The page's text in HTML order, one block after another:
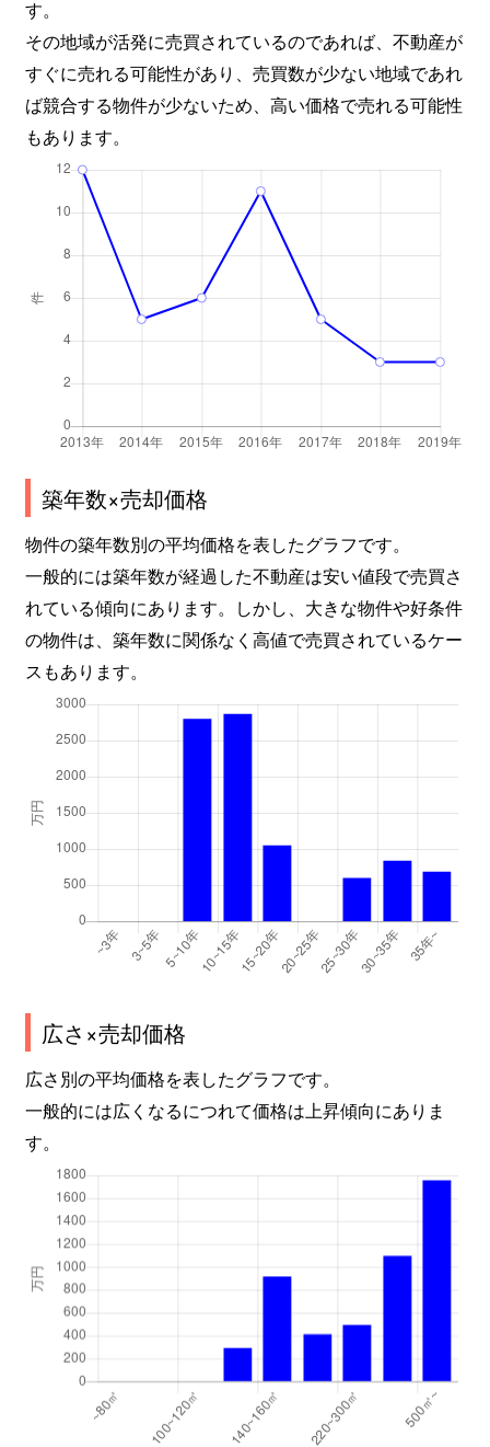
す。
その地域が活発に売買されているのであれば、不動産が
すぐに売れる可能性があり、売買数が少ない地域であれ
ば競合する物件が少ないため、高い価格で売れる可能性
もあります。
築年数×売却価格
物件の築年数別の平均価格を表したグラフです。
一般的には築年数が経過した不動産は安い値段で売買さ
れている傾向にあります。しかし、大きな物件や好条件
の物件は、築年数に関係なく高値で売買されているケー
スもあります。
広さ×売却価格
広さ別の平均価格を表したグラフです。
一般的には広くなるにつれて価格は上昇傾向にありま
す。